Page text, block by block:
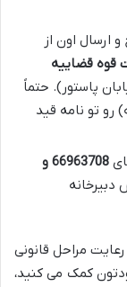
ارسال اون از
قوه قضاییه
پاستور). حتماً
رو تو نامه قید
66963708 و
مراحل قانونی
کمک می کنید،